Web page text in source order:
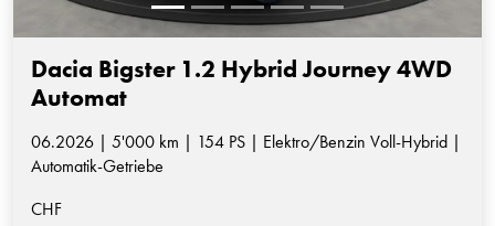
Dacia Bigster 1.2 Hybrid Journey 4WD
Automat
06.2026 | 5'000 km | 154 PS | Elektro/Benzin Voll-Hybrid |
Automatik-Getriebe
CHF